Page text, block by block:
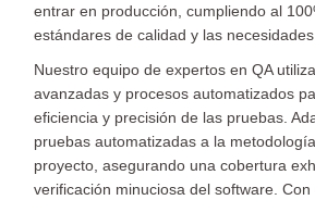
entrar en producción, cumpliendo al
estándares de calidad y las necesidades
Nuestro equipo de expertos en QA
avanzadas y procesos automatizados
eficiencia y precisión de las pruebas.
pruebas automatizadas a la
proyecto, asegurando una cobertura
verificación minuciosa del software.